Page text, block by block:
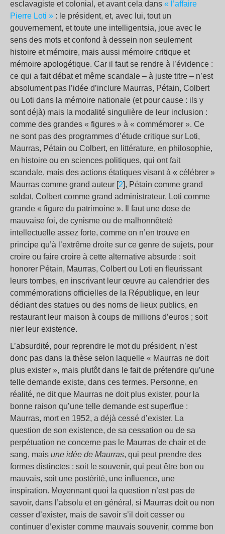
esclavagiste et colonial, et avant cela dans « l’affaire
Pierre Loti » : le président, et, avec lui, tout un
gouvernement, et toute une intelligentsia, joue avec le
sens des mots et confond à dessein non seulement
histoire et mémoire, mais aussi mémoire critique et
mémoire apologétique. Car il faut se rendre à l’évidence :
ce qui a fait débat et même scandale – à juste titre – n’est
absolument pas l’idée d’inclure Maurras, Pétain, Colbert
ou Loti dans la mémoire nationale (et pour cause : ils y
sont déjà) mais la modalité singulière de leur inclusion :
comme des grandes « figures » à « commémorer ». Ce
ne sont pas des programmes d’étude critique sur Loti,
Maurras, Pétain ou Colbert, en littérature, en philosophie,
en histoire ou en sciences politiques, qui ont fait
scandale, mais des actions étatiques visant à « célébrer »
Maurras comme grand auteur [2], Pétain comme grand
soldat, Colbert comme grand administrateur, Loti comme
grande « figure du patrimoine ». Il faut une dose de
mauvaise foi, de cynisme ou de malhonnêteté
intellectuelle assez forte, comme on n’en trouve en
principe qu’à l’extrême droite sur ce genre de sujets, pour
croire ou faire croire à cette alternative absurde : soit
honorer Pétain, Maurras, Colbert ou Loti en fleurissant
leurs tombes, en inscrivant leur œuvre au calendrier des
commémorations officielles de la République, en leur
dédiant des statues ou des noms de lieux publics, en
restaurant leur maison à coups de millions d’euros ; soit
nier leur existence.
L’absurdité, pour reprendre le mot du président, n’est
donc pas dans la thèse selon laquelle « Maurras ne doit
plus exister », mais plutôt dans le fait de prétendre qu’une
telle demande existe, dans ces termes. Personne, en
réalité, ne dit que Maurras ne doit plus exister, pour la
bonne raison qu’une telle demande est superflue :
Maurras, mort en 1952, a déjà cessé d’exister. La
question de son existence, de sa cessation ou de sa
perpétuation ne concerne pas le Maurras de chair et de
sang, mais une idée de Maurras, qui peut prendre des
formes distinctes : soit le souvenir, qui peut être bon ou
mauvais, soit une postérité, une influence, une
inspiration. Moyennant quoi la question n’est pas de
savoir, dans l’absolu et en général, si Maurras doit ou non
cesser d’exister, mais de savoir s’il doit cesser ou
continuer d’exister comme mauvais souvenir, comme bon